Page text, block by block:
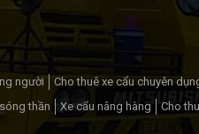
người Cho thuê xe cẩu chuyên
thần Xe cẩu nâng hàng Cho